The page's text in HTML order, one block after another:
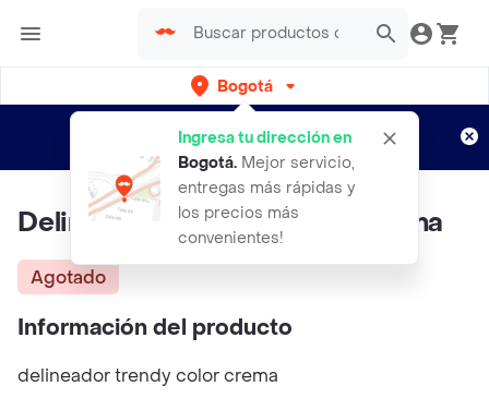
Bogotá
Ingresa tu dirección en
Bogotá. Mejor servicio,
entregas más rápidas y
los precios más
convenientes!
envíos gratis por semanas
Aplican TyC
Delineador TRENDY Color Crema
Agotado
Información del producto
delineador trendy color crema